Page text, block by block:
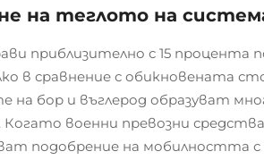
на теглото на
приблизително с 15 процента
в сравнение с обикновената
бор и въглерод образуват
военни превозни
подобрение на мобилността с